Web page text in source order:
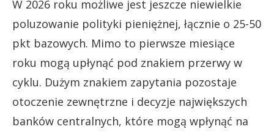
W 2026 roku możliwe jest jeszcze niewielkie
poluzowanie polityki pieniężnej, łącznie o 25-50
pkt bazowych. Mimo to pierwsze miesiące
roku mogą upłynąć pod znakiem przerwy w
cyklu. Dużym znakiem zapytania pozostaje
otoczenie zewnętrzne i decyzje największych
banków centralnych, które mogą wpłynąć na